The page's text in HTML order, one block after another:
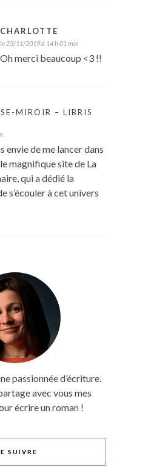
CHARLOTTE
le 23/11/2019 à 14 h 01 min
Oh merci beaucoup <3 !!
MIROIR – LIBRIS
envie de me lancer dans
magnifique site de La
qui a dédié la
s’écouler à cet univers
passionnée d’écriture.
avec vous mes
écrire un roman !
SUIVRE